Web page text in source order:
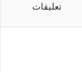
تعليقات